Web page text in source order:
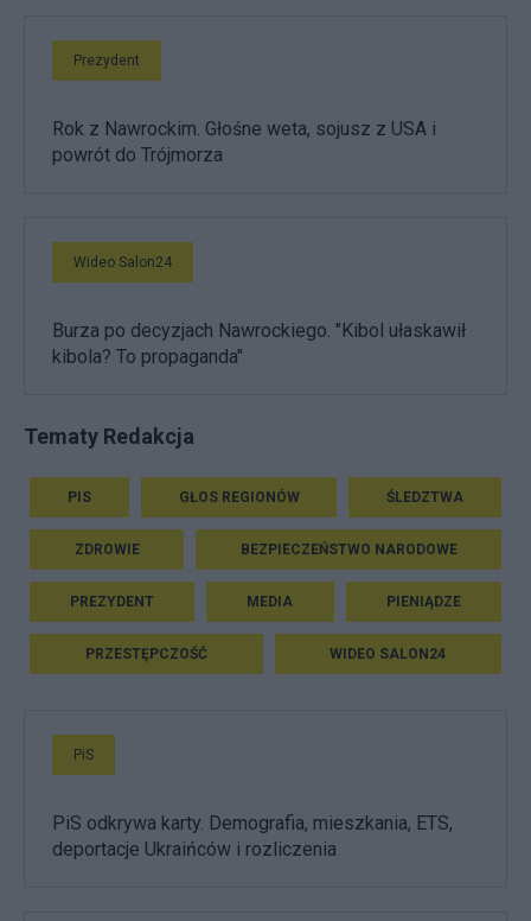
Prezydent
Rok z Nawrockim. Głośne weta, sojusz z USA i
powrót do Trójmorza
Wideo Salon24
Burza po decyzjach Nawrockiego. "Kibol ułaskawił
kibola? To propaganda"
Tematy Redakcja
PIS GŁOS REGIONÓW ŚLEDZTWA
ZDROWIE BEZPIECZEŃSTWO NARODOWE
PREZYDENT MEDIA PIENIĄDZE
PRZESTĘPCZOŚĆ WIDEO SALON24
PiS
PiS odkrywa karty. Demografia, mieszkania, ETS,
deportacje Ukraińców i rozliczenia